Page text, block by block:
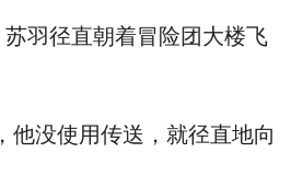
羽径直朝着冒险团大楼飞
没使用传送，就径直地向